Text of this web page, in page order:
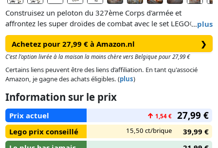
…plus
Construisez un peloton du 327ème Corps d'armée et
affrontez les super droïdes de combat avec le set LEGO® Star
Wars : La Revanche des Sith Pack de combat du 327ème
Corps d'armée (75431). Il inclut 4 minifigurines LEGO Star
Wars™ de Clone Troopers dans leur uniforme du 327ème
Corps d'armée, et 3 figurines LEGO de super droïdes de
combat. Ce set Star Wars inclut également un marcheur AT-RT
rangement pour un blaster et des jumelles, ainsi qu’une
tourelle lance-tenons pour les Clone Troopers. Le droïde
araignée des super droïdes de combat inspire des batailles
épiques.
Achetez pour 27,99 € à Amazon.nl ❯
C'est l'option livrée à la maison la moins chère vers Belgique pour 27,99 €
Certains liens peuvent être des liens d’affiliation. En tant qu'associé
Amazon, je gagne des achats éligibles. (plus)
Information sur le prix
Prix actuel ↑ 1,54 € 27,99 €
Lego prix conseillé 15,50 ct/brique
39,99 €